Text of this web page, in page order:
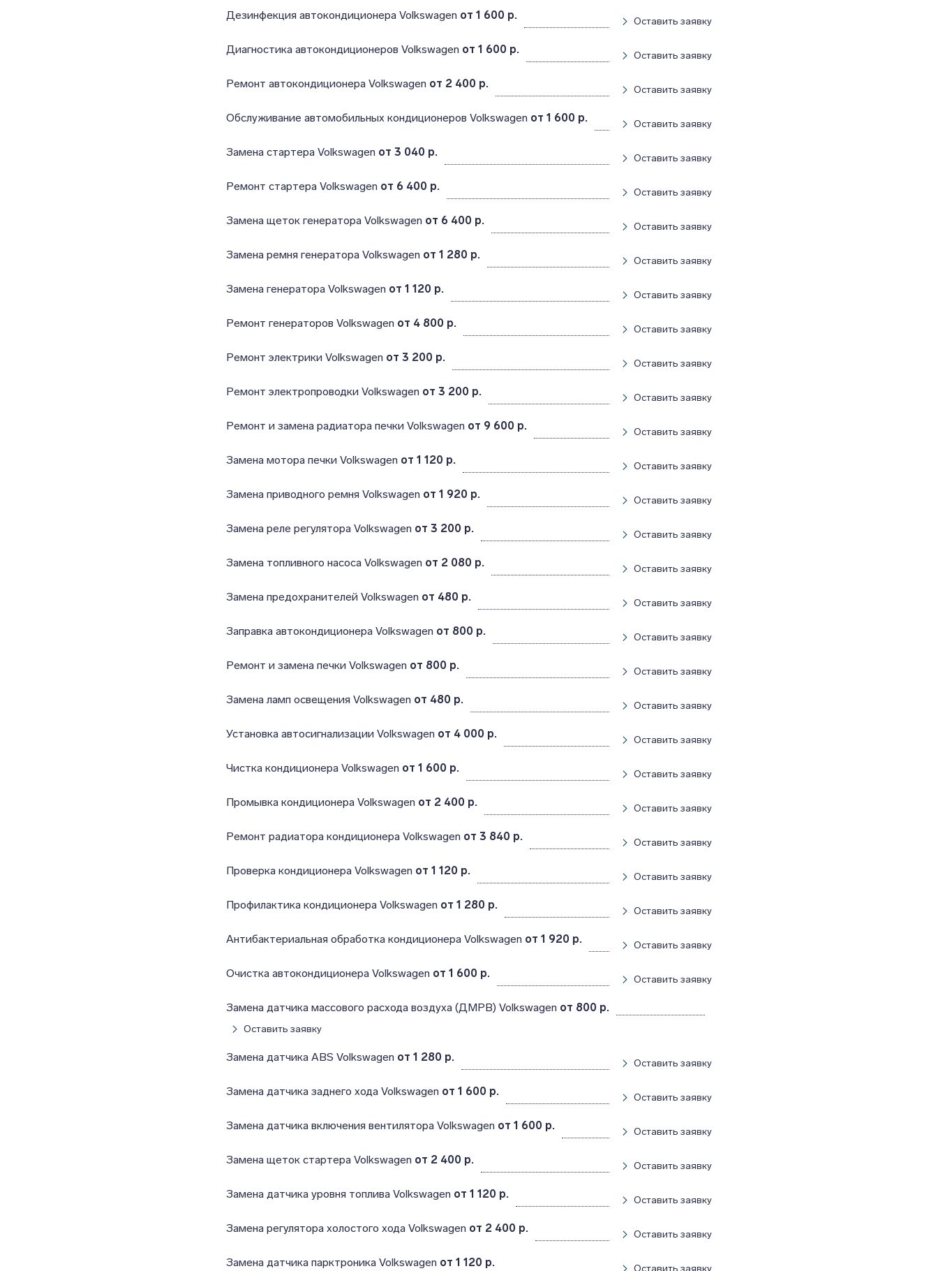
Дезинфекция автокондиционера Volkswagen от 1 600 р. Оставить заявку
Диагностика автокондиционеров Volkswagen от 1 600 р. Оставить заявку
Ремонт автокондиционера Volkswagen от 2 400 р. Оставить заявку
Обслуживание автомобильных кондиционеров Volkswagen от 1 600 р. Оставить заявку
Замена стартера Volkswagen от 3 040 р. Оставить заявку
Ремонт стартера Volkswagen от 6 400 р. Оставить заявку
Замена щеток генератора Volkswagen от 6 400 р. Оставить заявку
Замена ремня генератора Volkswagen от 1 280 р. Оставить заявку
Замена генератора Volkswagen от 1 120 р. Оставить заявку
Ремонт генераторов Volkswagen от 4 800 р. Оставить заявку
Ремонт электрики Volkswagen от 3 200 р. Оставить заявку
Ремонт электропроводки Volkswagen от 3 200 р. Оставить заявку
Ремонт и замена радиатора печки Volkswagen от 9 600 р. Оставить заявку
Замена мотора печки Volkswagen от 1 120 р. Оставить заявку
Замена приводного ремня Volkswagen от 1 920 р. Оставить заявку
Замена реле регулятора Volkswagen от 3 200 р. Оставить заявку
Замена топливного насоса Volkswagen от 2 080 р. Оставить заявку
Замена предохранителей Volkswagen от 480 р. Оставить заявку
Заправка автокондиционера Volkswagen от 800 р. Оставить заявку
Ремонт и замена печки Volkswagen от 800 р. Оставить заявку
Замена ламп освещения Volkswagen от 480 р. Оставить заявку
Установка автосигнализации Volkswagen от 4 000 р. Оставить заявку
Чистка кондиционера Volkswagen от 1 600 р. Оставить заявку
Промывка кондиционера Volkswagen от 2 400 р. Оставить заявку
Ремонт радиатора кондиционера Volkswagen от 3 840 р. Оставить заявку
Проверка кондиционера Volkswagen от 1 120 р. Оставить заявку
Профилактика кондиционера Volkswagen от 1 280 р. Оставить заявку
Антибактериальная обработка кондиционера Volkswagen от 1 920 р. Оставить заявку
Очистка автокондиционера Volkswagen от 1 600 р. Оставить заявку
Замена датчика массового расхода воздуха (ДМРВ) Volkswagen от 800 р.
Оставить заявку
Замена датчика ABS Volkswagen от 1 280 р. Оставить заявку
Замена датчика заднего хода Volkswagen от 1 600 р. Оставить заявку
Замена датчика включения вентилятора Volkswagen от 1 600 р. Оставить заявку
Замена щеток стартера Volkswagen от 2 400 р. Оставить заявку
Замена датчика уровня топлива Volkswagen от 1 120 р. Оставить заявку
Замена регулятора холостого хода Volkswagen от 2 400 р. Оставить заявку
Замена датчика парктроника Volkswagen от 1 120 р. Оставить заявку